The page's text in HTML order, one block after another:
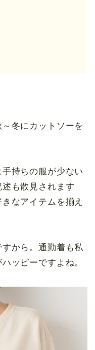
冬にカットソーを
持ちの服が少ない
も散見されます
なアイテムを揃え
から。通勤着も私
ッピーですよね。